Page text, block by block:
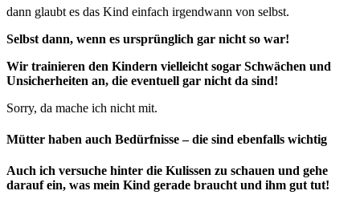
dann glaubt es das Kind einfach irgendwann von selbst.
Selbst dann, wenn es ursprünglich gar nicht so war!
Wir trainieren den Kindern vielleicht sogar Schwächen und
Unsicherheiten an, die eventuell gar nicht da sind!
Sorry, da mache ich nicht mit.
Mütter haben auch Bedürfnisse – die sind ebenfalls wichtig
Auch ich versuche hinter die Kulissen zu schauen und gehe
darauf ein, was mein Kind gerade braucht und ihm gut tut!